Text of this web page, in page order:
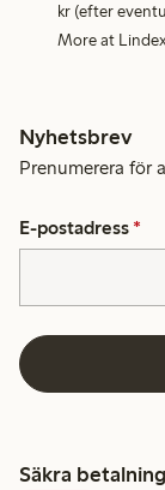
kr (efter
More at
Nyhetsbrev
Prenumerera för
E-postadress *
Säkra